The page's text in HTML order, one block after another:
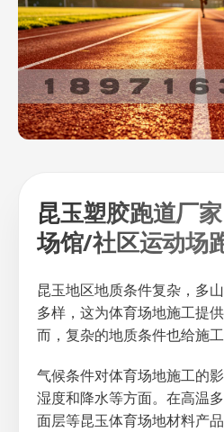
昆玉塑胶跑道厂
场馆/社区运动场
昆玉地区地质条件复杂，多
多样，这为体育场地施工提
而，复杂的地质条件也给施工
气候条件对体育场地施工的
湿度和降水等方面。在高温
面层等昆玉体育场地材料产